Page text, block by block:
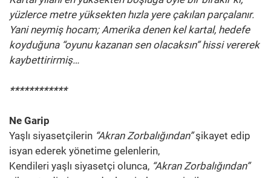
yüzlerce metre yüksekten hızla yere çakılan parçalanır.
Yani neymiş hocam; Amerika denen kel kartal, hedefe
koyduğuna “oyunu kazanan sen olacaksın” hissi vererek
kaybettirirmiş…
************
Ne Garip
Yaşlı siyasetçilerin “Akran Zorbalığından”şikayet edip
isyan ederek yönetime gelenlerin,
Kendileri yaşlı siyasetçi olunca, “Akran Zorbalığından”